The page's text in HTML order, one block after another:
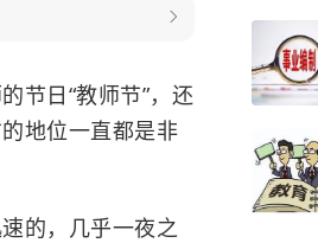
节日“教师节”，还
地位一直都是非
的，几乎一夜之